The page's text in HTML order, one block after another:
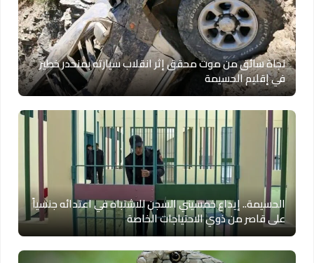
نجاة سائق من موت محقق إثر انقلاب سيارته بمنحدر خطير
في إقليم الحسيمة
الحسيمة.. إيداع خمسيني السجن للاشتباه في اعتدائه جنسياً
على قاصر من ذوي الاحتياجات الخاصة